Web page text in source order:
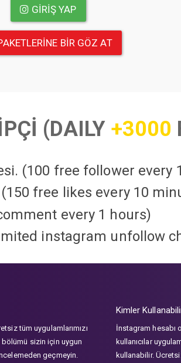
GIRIŞ YAP
BIR GÖZ AT
(DAILY +3000
(100 free follower every
free likes every 10
every 1 hours)
instagram unfollow
tüm uygulamlarımızı
bölümü sizin için uygun
geçmeyin.
Kimler
İnstagram hesabı
kullanıcılar
kullanabilir.